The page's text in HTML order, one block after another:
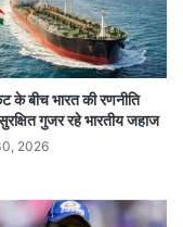
के अनुरूप
क्षेत्र, पैदल
पर
शेड आदि होंगे. अगर
के बीच भारत की रणनीति
गुजर रहे भारतीय जहाज
2026